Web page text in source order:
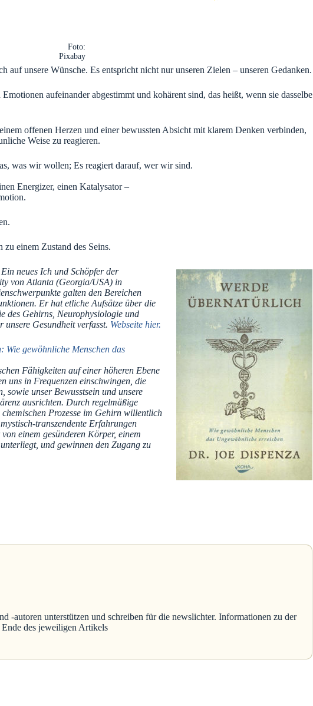
Foto:
Pixabay
auf unsere Wünsche. Es entspricht nicht nur unseren Zielen – unseren Gedanken.
aufeinander abgestimmt und kohärent sind, das heißt, wenn sie dasselbe
offenen Herzen und einer bewussten Absicht mit klarem Denken verbinden,
Weise zu reagieren.
was wir wollen; Es reagiert darauf, wer wir sind.
Energizer, einen Katalysator –
einem Zustand des Seins.
neues Ich und Schöpfer der
von Atlanta (Georgia/USA) in
galten den Bereichen
Er hat etliche Aufsätze über die
des Gehirns, Neurophysiologie und
Gesundheit verfasst. Webseite hier.
Wie gewöhnliche Menschen das
Fähigkeiten auf einer höheren Ebene
uns in Frequenzen einschwingen, die
sowie unser Bewusstsein und unsere
ausrichten. Durch regelmäßige
Prozesse im Gehirn willentlich
transzendente Erfahrungen
einem gesünderen Körper, einem
und gewinnen den Zugang zu
-autoren unterstützen und schreiben für die newslichter. Informationen zu der
des jeweiligen Artikels